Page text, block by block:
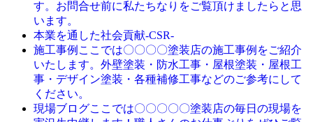
す。お問合せ前に私たちなりをご覧頂けましたらと思
います。
本業を通した社会貢献-CSR-
施工事例 ここでは〇〇〇〇塗装店の施工事例をご紹介
いたします。外壁塗装・防水工事・屋根塗装・屋根工
事・デザイン塗装・各種補修工事などのご参考にして
ください。
現場ブログここでは〇〇〇〇〇塗装店の毎日の現場を